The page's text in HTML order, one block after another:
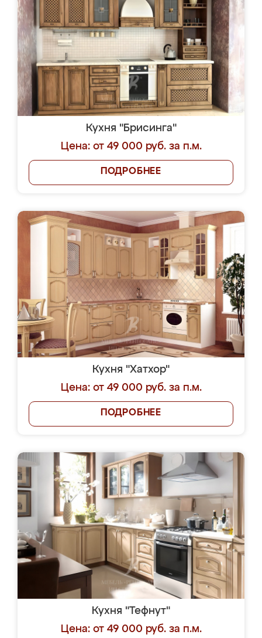
Кухня "Брисинга"
Цена: от 49 000 руб. за п.м.
ПОДРОБНЕЕ
Кухня "Хатхор"
Цена: от 49 000 руб. за п.м.
ПОДРОБНЕЕ
Кухня "Тефнут"
Цена: от 49 000 руб. за п.м.